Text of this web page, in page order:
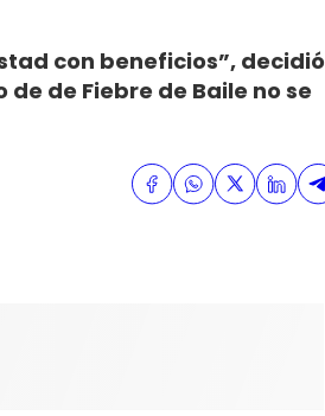
con beneficios”, decidió
de Fiebre de Baile no se